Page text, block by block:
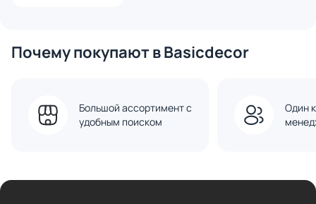
Почему покупают в Basicdecor
Большой ассортимент с
удобным поиском
Один